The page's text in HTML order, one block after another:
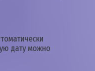
дату можно